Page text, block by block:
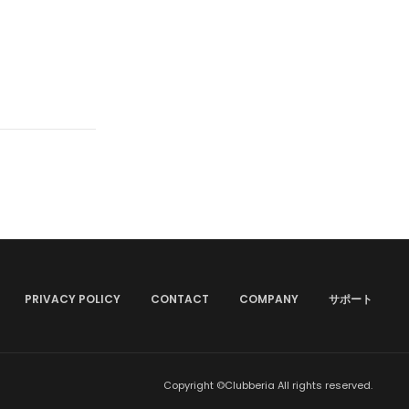
PRIVACY POLICY CONTACT COMPANY サポート
Copyright ©Clubberia All rights reserved.